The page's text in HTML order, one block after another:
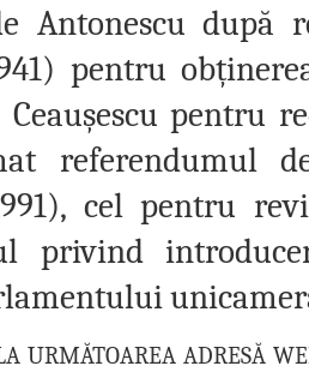
Antonescu
pentru obț
șescu pentru
referendumul
cel pentru
privind
următoarea adresă